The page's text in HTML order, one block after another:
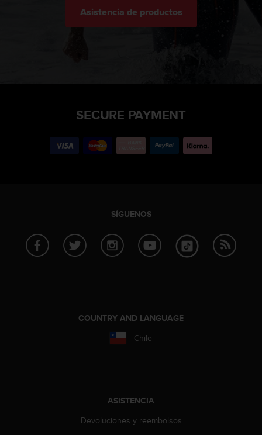
Asistencia de productos
SECURE PAYMENT
SÍGUENOS
COUNTRY AND LANGUAGE
Chile
ASISTENCIA
Devoluciones y reembolsos